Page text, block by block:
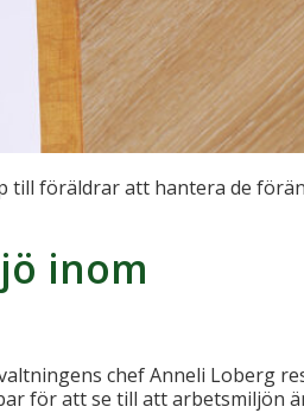
till föräldrar att hantera de
inom
chef Anneli Loberg
för att se till att arbetsmiljön